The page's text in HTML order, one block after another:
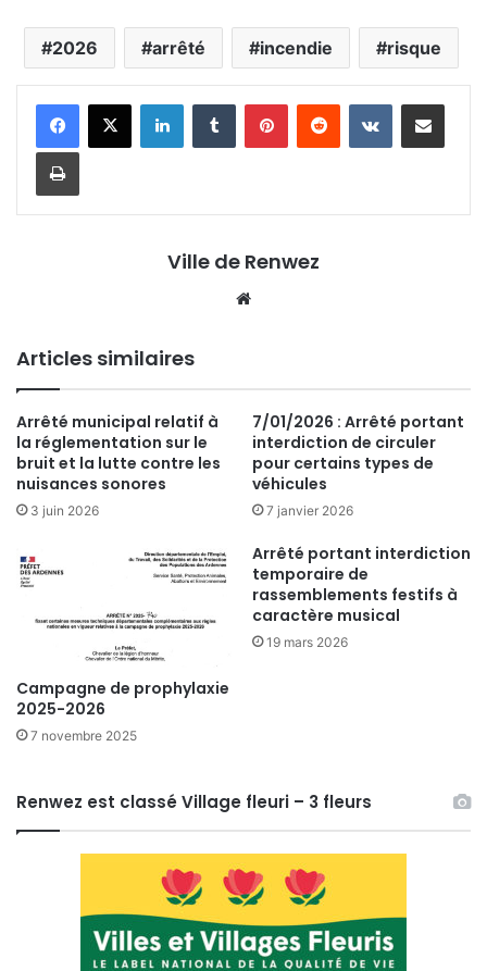
2026 arrêté incendie risque
LinkedinTumblr PinterestReddit VKontaktePartager par email
Imprimer
Ville de Renwez
Articles similaires
Arrêté municipal relatif à
la réglementation sur le
bruit et la lutte contre les
nuisances sonores
3 juin 2026
7/01/2026 : Arrêté portant
interdiction de circuler
pour certains types de
véhicules
7 janvier 2026
Campagne de prophylaxie
2025-2026
7 novembre 2025
Arrêté portant interdiction
temporaire de
rassemblements festifs à
caractère musical
19 mars 2026
Renwez est classé Village fleuri – 3 fleurs